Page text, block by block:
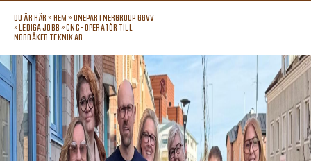
DU ÄR HÄR » HEM » ONEPARTNERGROUP GGVV
»
LEDIGA JOBB »CNC- OPERATÖR TILL
NORDÅKER TEKNIK AB